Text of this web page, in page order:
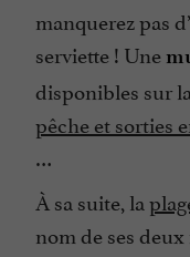
manquerez pas
serviette ! Une
disponibles sur
pêche et sorties
…
À sa suite, la
nom de ses